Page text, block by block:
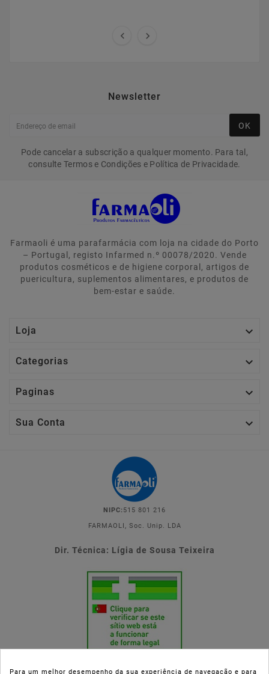
 
Newsletter
OK
Pode cancelar a subscrição a qualquer momento. Para tal,
consulte Termos e Condições e Política de Privacidade.
Farmaoli é uma parafarmácia com loja na cidade do Porto
– Portugal, registo Infarmed n.º 00078/2020. Vende
produtos cosméticos e de higiene corporal, artigos de
puericultura, suplementos alimentares, e produtos de
bem-estar e saúde.
Loja 
Categorias 
Paginas 
Sua Conta 
NIPC: 515 801 216
FARMAOLI, Soc. Unip. LDA
Dir. Técnica: Lígia de Sousa Teixeira
Para um melhor desempenho da sua experiência de navegação e para